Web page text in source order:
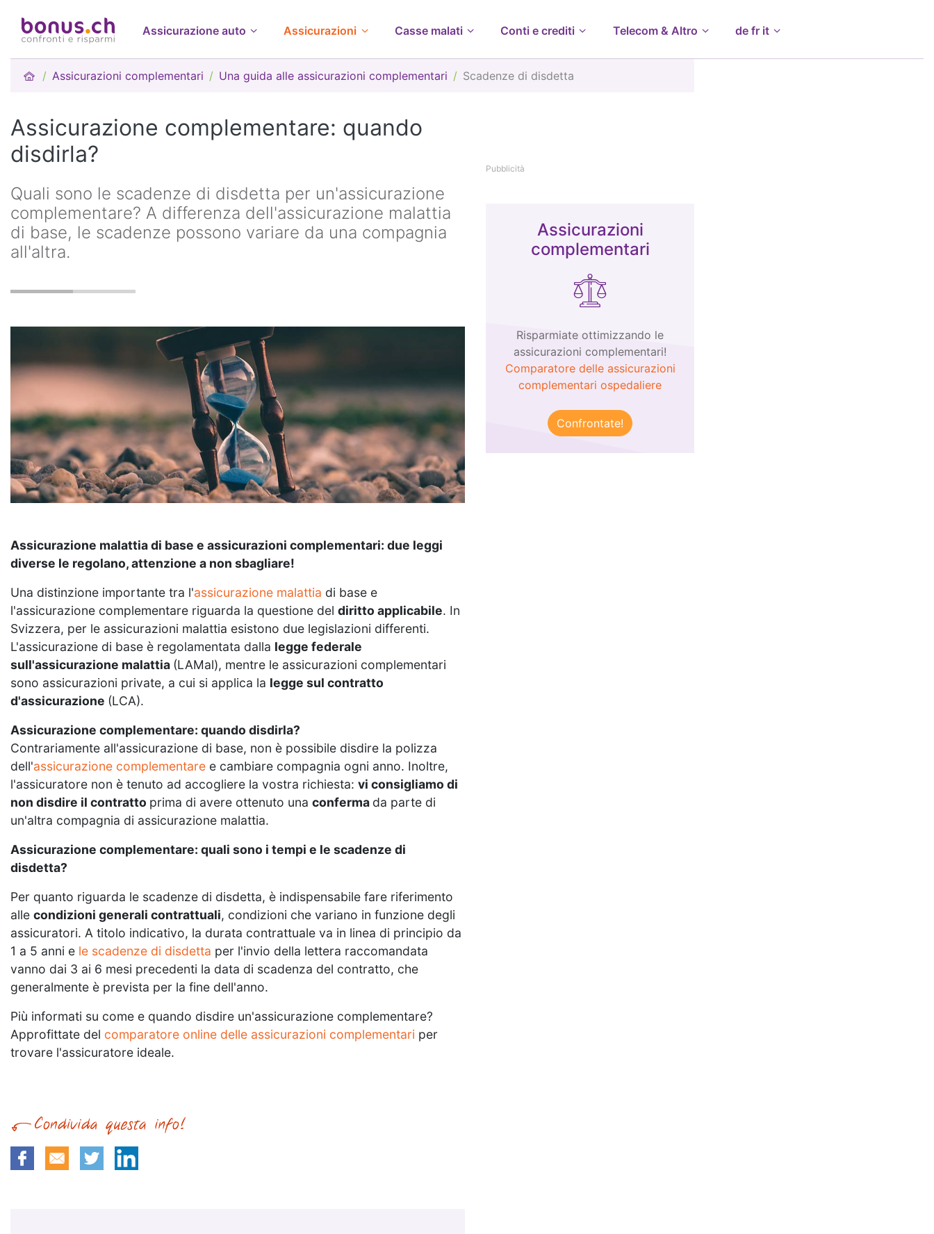
Assicurazione auto Assicurazioni Casse malati Conti e crediti Telecom & Altro de fr it
Assicurazioni complementari Una guida alle assicurazioni complementari Scadenze di disdetta
Assicurazione complementare: quando
disdirla?
Quali sono le scadenze di disdetta per un'assicurazione
complementare? A differenza dell'assicurazione malattia
di base, le scadenze possono variare da una compagnia
all'altra.
Assicurazione malattia di base e assicurazioni complementari: due leggi
diverse le regolano, attenzione a non sbagliare!
Una distinzione importante tra l'assicurazione malattia di base e
l'assicurazione complementare riguarda la questione del diritto applicabile. In
Svizzera, per le assicurazioni malattia esistono due legislazioni differenti.
L'assicurazione di base è regolamentata dalla legge federale
sull'assicurazione malattia (LAMal), mentre le assicurazioni complementari
sono assicurazioni private, a cui si applica la legge sul contratto
d'assicurazione (LCA).
Assicurazione complementare: quando disdirla?
Contrariamente all'assicurazione di base, non è possibile disdire la polizza
dell'assicurazione complementare e cambiare compagnia ogni anno. Inoltre,
l'assicuratore non è tenuto ad accogliere la vostra richiesta: vi consigliamo di
non disdire il contratto prima di avere ottenuto una conferma da parte di
un'altra compagnia di assicurazione malattia.
Assicurazione complementare: quali sono i tempi e le scadenze di
disdetta?
Per quanto riguarda le scadenze di disdetta, è indispensabile fare riferimento
alle condizioni generali contrattuali, condizioni che variano in funzione degli
assicuratori. A titolo indicativo, la durata contrattuale va in linea di principio da
1 a 5 anni e le scadenze di disdetta per l'invio della lettera raccomandata
vanno dai 3 ai 6 mesi precedenti la data di scadenza del contratto, che
generalmente è prevista per la fine dell'anno.
Più informati su come e quando disdire un'assicurazione complementare?
Approfittate del comparatore online delle assicurazioni complementari per
trovare l'assicuratore ideale.
Pubblicità
Assicurazioni
complementari
Risparmiate ottimizzando le
assicurazioni complementari!
Comparatore delle assicurazioni
complementari ospedaliere
Confrontate!